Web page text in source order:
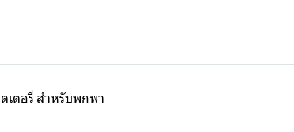
เตอรี่ สำหรับพกพา